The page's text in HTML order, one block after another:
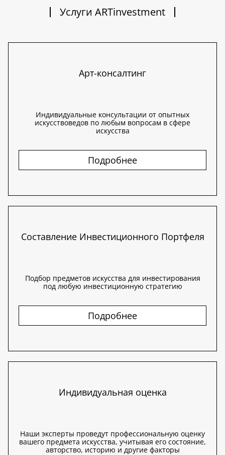
Услуги ARTinvestment
Арт-консалтинг
Индивидуальные консультации от опытных
искусствоведов по любым вопросам в сфере
искусства
Подробнее
Составление Инвестиционного Портфеля
Подбор предметов искусства для инвестирования
под любую инвестиционную стратегию
Подробнее
Индивидуальная оценка
Наши эксперты проведут профессиональную оценку
вашего предмета искусства, учитывая его состояние,
авторство, историю и другие факторы